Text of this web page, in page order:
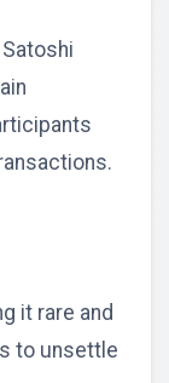
it rare and
to unsettle